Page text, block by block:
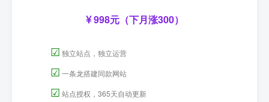
998元（下月涨300）
☑ 独立站点，独立运营
☑ 一条龙搭建同款网站
☑ 站点授权，365天自动更新